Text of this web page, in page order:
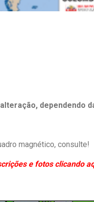
dependendo
magnético, consulte!
e fotos clicando